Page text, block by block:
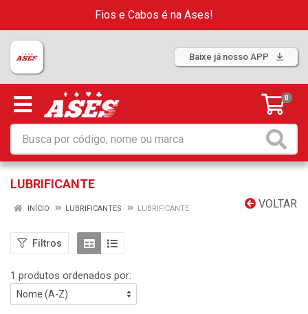
Fios e Cabos é na Ases!
Baixe já nosso APP
0
LUBRIFICANTE
VOLTAR
INÍCIO LUBRIFICANTES LUBRIFICANTE
Filtros
1 produtos ordenados por: